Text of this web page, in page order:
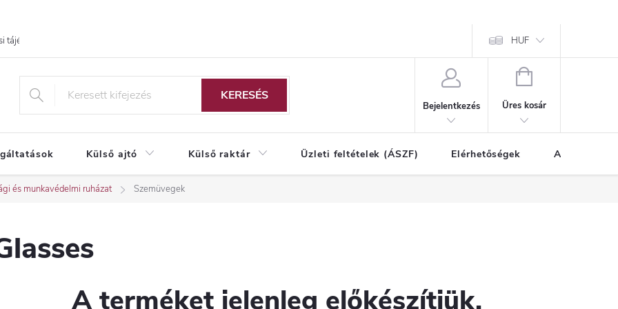
tájékoztató HUF
KERESÉS
Bejelentkezés
KOSÁR
Üres kosár
Külső ajtó Külső raktár Üzleti feltételek (ÁSZF) Elérhetőségek A vásárlás
és munkavédelmi ruházat Szemüvegek
A terméket jelenleg előkészítjük.